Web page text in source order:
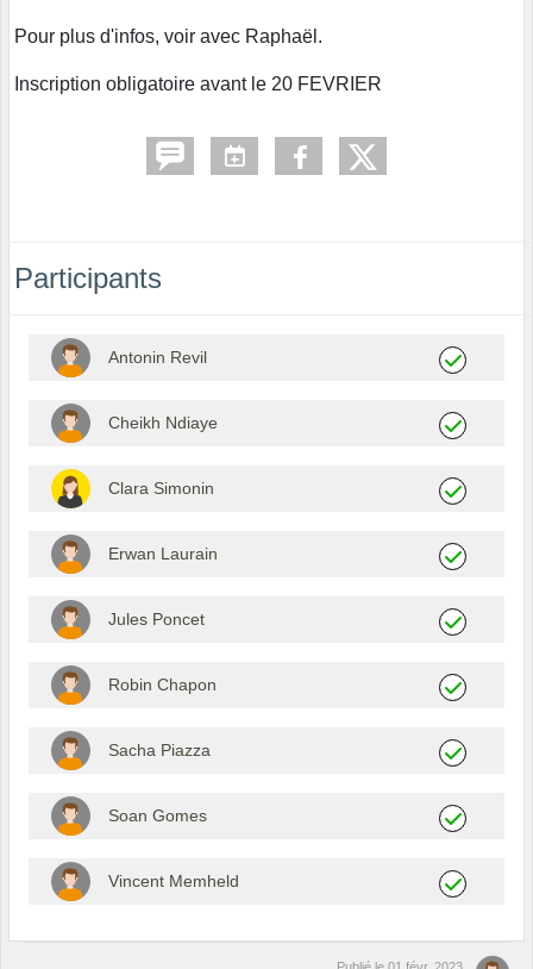
Pour plus d'infos, voir avec Raphaël.
Inscription obligatoire avant le 20 FEVRIER
Participants
Antonin Revil
Cheikh Ndiaye
Clara Simonin
Erwan Laurain
Jules Poncet
Robin Chapon
Sacha Piazza
Soan Gomes
Vincent Memheld
Publié le 01 févr. 2023